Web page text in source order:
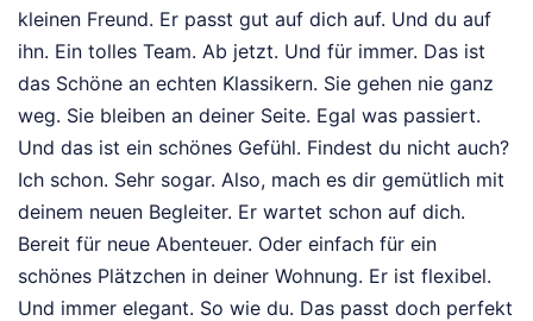
kleinen Freund. Er passt gut auf dich auf. Und du auf
ihn. Ein tolles Team. Ab jetzt. Und für immer. Das ist
das Schöne an echten Klassikern. Sie gehen nie ganz
weg. Sie bleiben an deiner Seite. Egal was passiert.
Und das ist ein schönes Gefühl. Findest du nicht auch?
Ich schon. Sehr sogar. Also, mach es dir gemütlich mit
deinem neuen Begleiter. Er wartet schon auf dich.
Bereit für neue Abenteuer. Oder einfach für ein
schönes Plätzchen in deiner Wohnung. Er ist flexibel.
Und immer elegant. So wie du. Das passt doch perfekt